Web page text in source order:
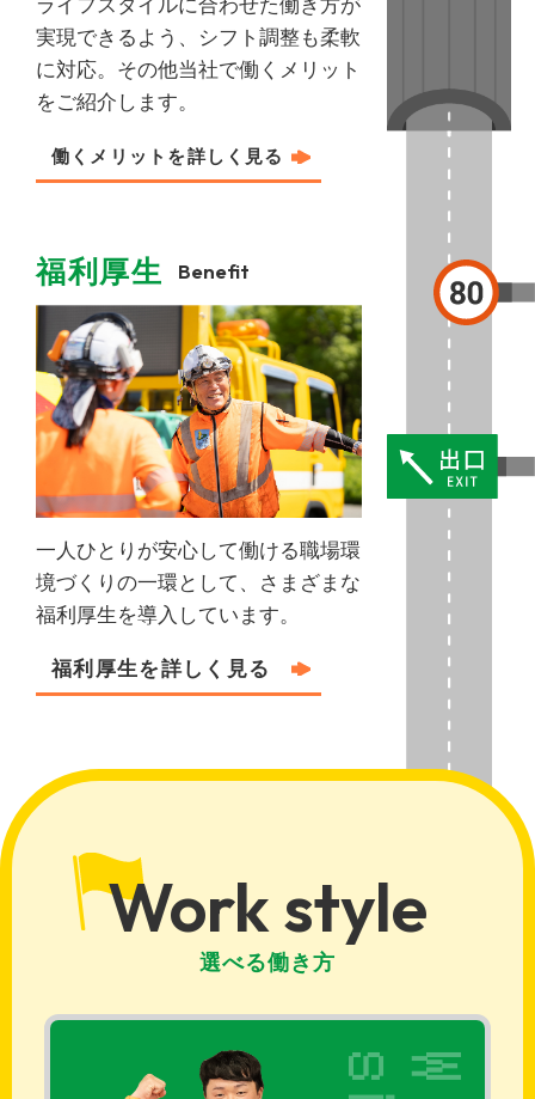
ライフスタイルに合わせた働き方が
実現できるよう、シフト調整も柔軟
に対応。その他当社で働くメリット
をご紹介します。
働くメリットを詳しく⾒る
福利厚⽣ Benefit
一人ひとりが安心して働ける職場環
境づくりの一環として、さまざまな
福利厚生を導入しています。
福利厚⽣を詳しく⾒る
Work style
選べる働き方